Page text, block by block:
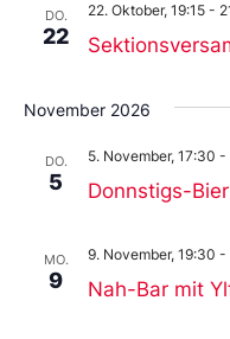
DO.
22
22. Oktober, 19:15 -
November 2026
DO.
5 Donnstigs-Bier
5. November, 17:30 -
MO.
9 Nah-Bar mit
9. November, 19:30 -